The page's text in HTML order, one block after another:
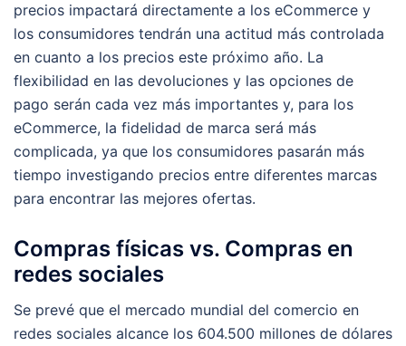
precios impactará directamente a los eCommerce y
los consumidores tendrán una actitud más controlada
en cuanto a los precios este próximo año. La
flexibilidad en las devoluciones y las opciones de
pago serán cada vez más importantes y, para los
eCommerce, la fidelidad de marca será más
complicada, ya que los consumidores pasarán más
tiempo investigando precios entre diferentes marcas
para encontrar las mejores ofertas.
Compras físicas vs. Compras en
redes sociales
Se prevé que el mercado mundial del comercio en
redes sociales alcance los 604.500 millones de dólares